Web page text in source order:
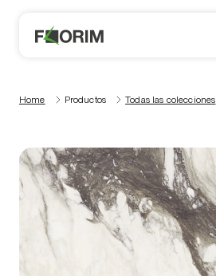
Home Productos Todas las colecciones